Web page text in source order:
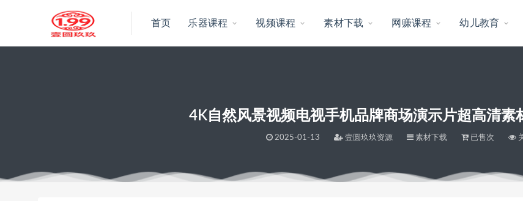
首页 乐器课程 视频课程 素材下载 网赚课程 幼儿教育
4K自然风景视频电视手机品牌商场演示片超高清素
2025-01-13 壹圆玖玖资源 素材下载 已售次
当前位置：壹圆玖玖资源 4K自然风景视频电视手机品牌商场演示片超高清素材人文美食测试片